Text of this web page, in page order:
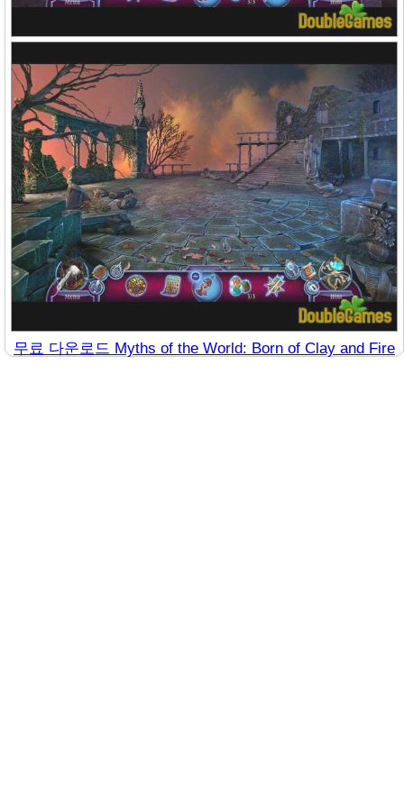
무료 다운로드 Myths of the World: Born of Clay and Fire